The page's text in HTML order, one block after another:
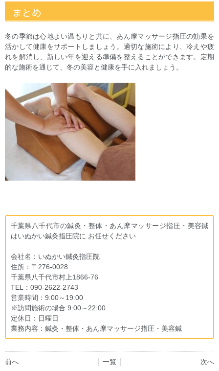
まとめ
冬の季節は心地よい温もりと共に、あん摩マッサージ指圧の効果を
活かして健康をサポートしましょう。適切な施術により、冷えや疲
れを解消し、新しい年を迎える準備を整えることができます。定期
的な施術を通じて、冬の美容と健康を手に入れましょう。
千葉県八千代市の鍼灸・整体・あん摩マッサージ指圧・美容鍼
はいぬかい鍼灸指圧院に お任せください
会社名：いぬかい鍼灸指圧院
住所：〒276-0028
千葉県八千代市村上1866-76
TEL：090-2622-2743
営業時間：9:00～19:00
※訪問施術の場合 9:00～22:00
定休日：日曜日
業務内容：鍼灸・整体・あん摩マッサージ指圧・美容鍼
前へ 次へ
│ 一覧 │